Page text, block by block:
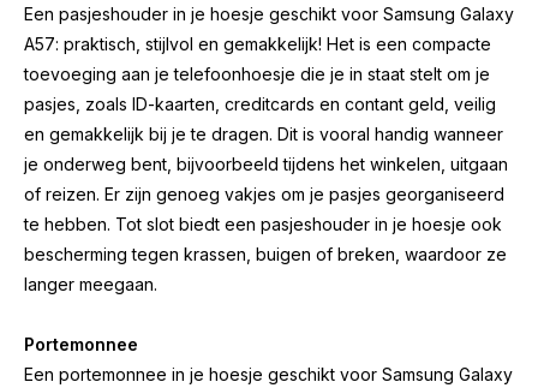
Een pasjeshouder in je hoesje geschikt voor Samsung Galaxy
A57: praktisch, stijlvol en gemakkelijk! Het is een compacte
toevoeging aan je telefoonhoesje die je in staat stelt om je
pasjes, zoals ID-kaarten, creditcards en contant geld, veilig
en gemakkelijk bij je te dragen. Dit is vooral handig wanneer
je onderweg bent, bijvoorbeeld tijdens het winkelen, uitgaan
of reizen. Er zijn genoeg vakjes om je pasjes georganiseerd
te hebben. Tot slot biedt een pasjeshouder in je hoesje ook
bescherming tegen krassen, buigen of breken, waardoor ze
langer meegaan.
Portemonnee
Een portemonnee in je hoesje geschikt voor Samsung Galaxy